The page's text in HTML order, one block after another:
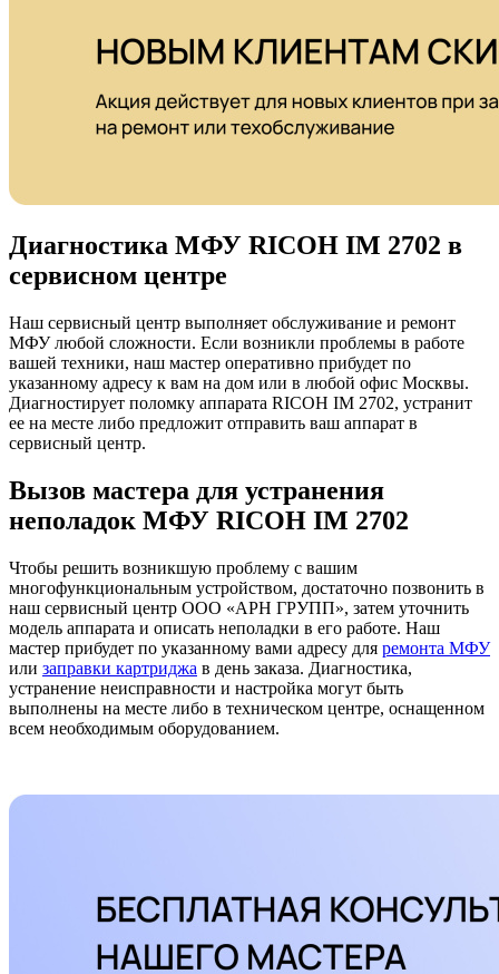
Диагностика МФУ RICOH IM 2702 в
сервисном центре
Наш сервисный центр выполняет обслуживание и ремонт
МФУ любой сложности. Если возникли проблемы в работе
вашей техники, наш мастер оперативно прибудет по
указанному адресу к вам на дом или в любой офис Москвы.
Диагностирует поломку аппарата RICOH IM 2702, устранит
ее на месте либо предложит отправить ваш аппарат в
сервисный центр.
Вызов мастера для устранения
неполадок МФУ RICOH IM 2702
Чтобы решить возникшую проблему с вашим
многофункциональным устройством, достаточно позвонить в
наш сервисный центр ООО «АРН ГРУПП», затем уточнить
модель аппарата и описать неполадки в его работе. Наш
мастер прибудет по указанному вами адресу для ремонта МФУ
или заправки картриджа в день заказа. Диагностика,
устранение неисправности и настройка могут быть
выполнены на месте либо в техническом центре, оснащенном
всем необходимым оборудованием.